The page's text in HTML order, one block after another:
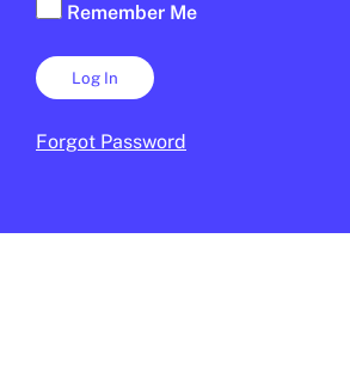
Remember Me
Forgot Password
BATXILLERAT